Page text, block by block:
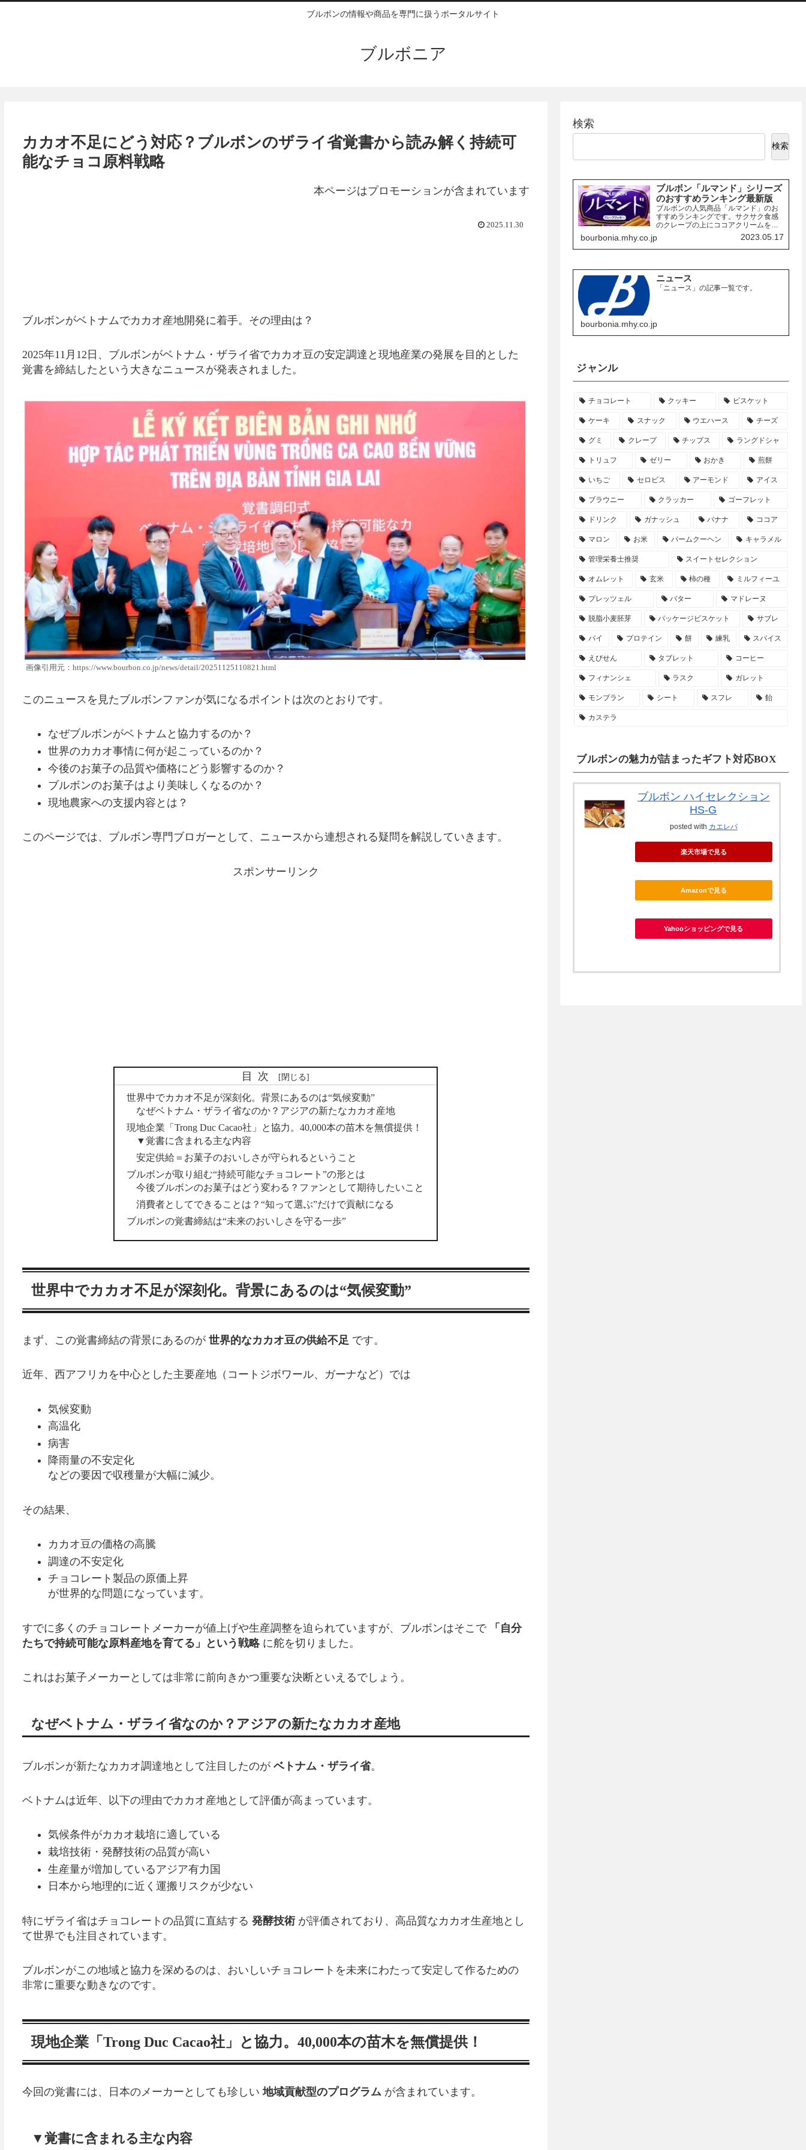
ブルボンの情報や商品を専門に扱うポータルサイト
ブルボニア
カカオ不足にどう対応？ブルボンのザライ省覚書から読み解く持続可
能なチョコ原料戦略
本ページはプロモーションが含まれています
2025.11.30
ブルボンがベトナムでカカオ産地開発に着手。その理由は？
2025年11月12日、ブルボンがベトナム・ザライ省でカカオ豆の安定調達と現地産業の発展を目的とした
覚書を締結したという大きなニュースが発表されました。
画像引用元：https://www.bourbon.co.jp/news/detail/20251125110821.html
このニュースを見たブルボンファンが気になるポイントは次のとおりです。
なぜブルボンがベトナムと協力するのか？
世界のカカオ事情に何が起こっているのか？
今後のお菓子の品質や価格にどう影響するのか？
ブルボンのお菓子はより美味しくなるのか？
現地農家への支援内容とは？
このページでは、ブルボン専門ブロガーとして、ニュースから連想される疑問を解説していきます。
スポンサーリンク
目次
世界中でカカオ不足が深刻化。背景にあるのは“気候変動”
なぜベトナム・ザライ省なのか？アジアの新たなカカオ産地
現地企業「Trong Duc Cacao社」と協力。40,000本の苗木を無償提供！
▼覚書に含まれる主な内容
安定供給＝お菓子のおいしさが守られるということ
ブルボンが取り組む“持続可能なチョコレート”の形とは
今後ブルボンのお菓子はどう変わる？ファンとして期待したいこと
消費者としてできることは？“知って選ぶ”だけで貢献になる
ブルボンの覚書締結は“未来のおいしさを守る一歩”
世界中でカカオ不足が深刻化。背景にあるのは“気候変動”
まず、この覚書締結の背景にあるのが 世界的なカカオ豆の供給不足 です。
近年、西アフリカを中心とした主要産地（コートジボワール、ガーナなど）では
気候変動
高温化
病害
降雨量の不安定化
などの要因で収穫量が大幅に減少。
その結果、
カカオ豆の価格の高騰
調達の不安定化
チョコレート製品の原価上昇
が世界的な問題になっています。
すでに多くのチョコレートメーカーが値上げや生産調整を迫られていますが、ブルボンはそこで
「自分
たちで持続可能な原料産地を育てる」という戦略に舵を切りました。
これはお菓子メーカーとしては非常に前向きかつ重要な決断といえるでしょう。
なぜベトナム・ザライ省なのか？アジアの新たなカカオ産地
ブルボンが新たなカカオ調達地として注目したのが ベトナム・ザライ省。
ベトナムは近年、以下の理由でカカオ産地として評価が高まっています。
気候条件がカカオ栽培に適している
栽培技術・発酵技術の品質が高い
生産量が増加しているアジア有力国
日本から地理的に近く運搬リスクが少ない
特にザライ省はチョコレートの品質に直結する 発酵技術が評価されており、高品質なカカオ生産地とし
て世界でも注目されています。
ブルボンがこの地域と協力を深めるのは、おいしいチョコレートを未来にわたって安定して作るための
非常に重要な動きなのです。
現地企業「Trong Duc Cacao社」と協力。40,000本の苗木を無償提供！
今回の覚書には、日本のメーカーとしても珍しい地域貢献型のプログラム が含まれています。
▼覚書に含まれる主な内容
検索
検索
ブルボン「ルマンド」シリーズ
のおすすめランキング最新版
ブルボンの人気商品「ルマンド」のお
すすめランキングです。サクサク食感
のクレープの上にココアクリームを絞
り、チョコレートでコーティングした
お菓子「ルマンド」には、様々なフレ
ーバーの商品があります。ここでは、
bourbonia.mhy.co.jp 2023.05.17
ニュース
「ニュース」の記事一覧です。
bourbonia.mhy.co.jp
ジャンル
チョコレート クッキー ビスケット
ケーキ スナック ウエハース チーズ
グミ クレープ チップス ラングドシャ
トリュフ ゼリー おかき 煎餅
いちご セロビス アーモンド アイス
ブラウニー クラッカー ゴーフレット
ドリンク ガナッシュ バナナ ココア
マロン お米 バームクーヘン キャラメル
管理栄養士推奨 スイートセレクション
オムレット 玄米 柿の種 ミルフィーユ
プレッツェル バター マドレーヌ
脱脂小麦胚芽 パッケージビスケット サブレ
パイ プロテイン 餅 練乳 スパイス
えびせん タブレット コーヒー
フィナンシェ ラスク ガレット
モンブラン シート スフレ 飴
カステラ
ブルボンの魅力が詰まったギフト対応BOX
ブルボン ハイセレクション
HS-G
posted with カエレバ
楽天市場で見る
Amazonで見る
Yahooショッピングで見る